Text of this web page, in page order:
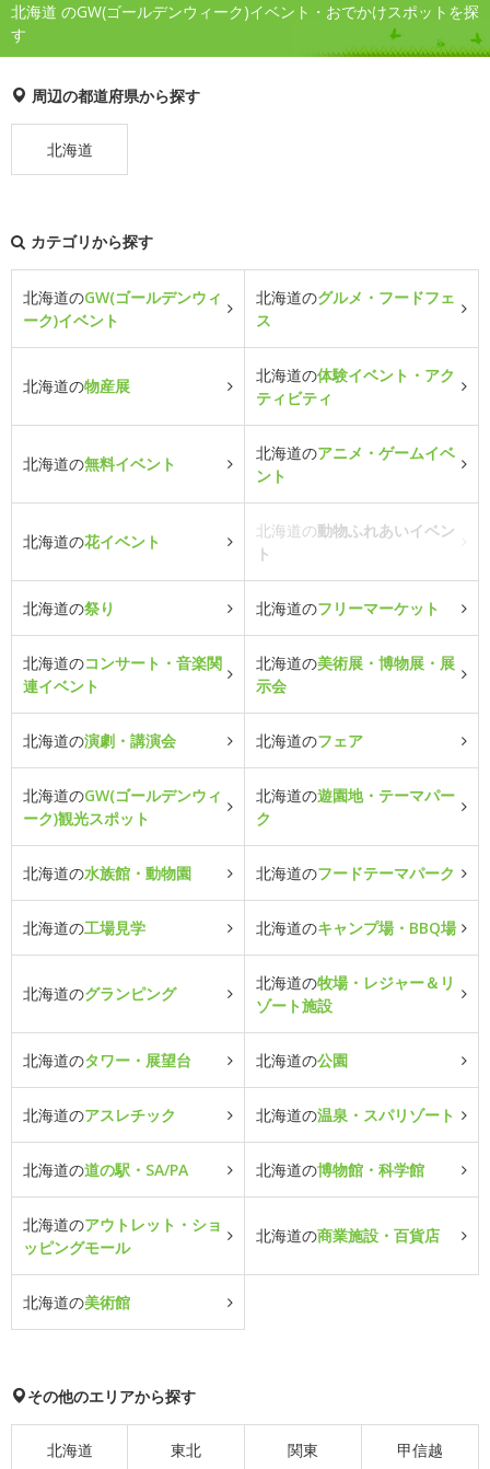
北海道 のGW(ゴールデンウィーク)イベント・おでかけスポットを探
す
周辺の都道府県から探す
北海道
カテゴリから探す
北海道のGW(ゴールデンウィ
ーク)イベント
北海道のグルメ・フードフェ
ス
北海道の物産展
北海道の体験イベント・アク
ティビティ
北海道の無料イベント
北海道のアニメ・ゲームイベ
ント
北海道の花イベント
北海道の動物ふれあいイベン
ト
北海道の祭り 北海道のフリーマーケット
北海道のコンサート・音楽関
連イベント
北海道の美術展・博物展・展
示会
北海道の演劇・講演会 北海道のフェア
北海道のGW(ゴールデンウィ
ーク)観光スポット
北海道の遊園地・テーマパー
ク
北海道の水族館・動物園 北海道のフードテーマパーク
北海道の工場見学 北海道のキャンプ場・BBQ場
北海道のグランピング
北海道の牧場・レジャー＆リ
ゾート施設
北海道のタワー・展望台 北海道の公園
北海道のアスレチック 北海道の温泉・スパリゾート
北海道の道の駅・SA/PA 北海道の博物館・科学館
北海道のアウトレット・ショ
ッピングモール
北海道の商業施設・百貨店
北海道の美術館
その他のエリアから探す
北海道 東北 関東 甲信越